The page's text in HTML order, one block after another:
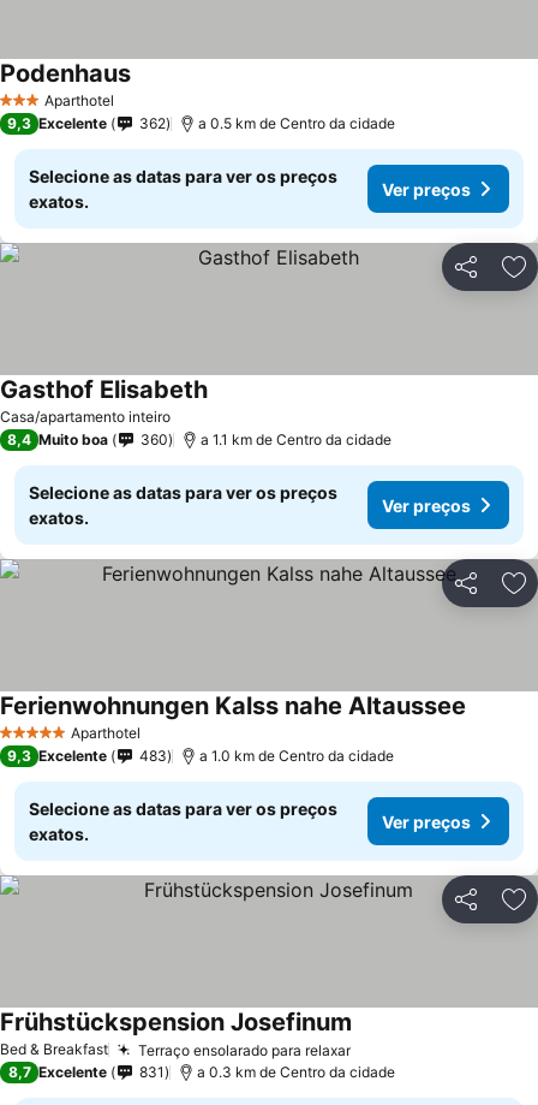
3 EstrelasAparthotel
PodenhausVer preços
9,3 Excelente 362 a 0.5 km de Centro da cidade
Selecione as datas para ver os preços
exatos.
Ver preços
Partilhar
Casa/apartamento inteiro
Gasthof ElisabethVer preços
8,4 Muito boa 360 a 1.1 km de Centro da cidade
Selecione as datas para ver os preços
exatos.
Ver preços
Partilhar
5 Estrelas Aparthotel
Ferienwohnungen Kalss nahe Altaussee
9,3 Excelente 483 a 1.0 km de Centro da cidade
Selecione as datas para ver os preços
exatos.
Ver preços
Partilhar
Bed & Breakfast Terraço ensolarado para relaxarVer preços
Frühstückspension Josefinum
8,7 Excelente 831 a 0.3 km de Centro da cidade